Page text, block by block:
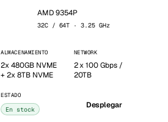
AMD 9354P
32C / 64T · 3.25 GHz
ALMACENAMIENTO
2x 480GB NVME
+ 2x 8TB NVME
NETWORK
2 x 100 Gbps /
20TB
ESTADO
En stock Desplegar